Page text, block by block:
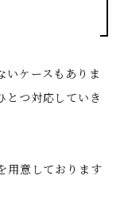
いケースもありま
とつ対応していき
用意しております